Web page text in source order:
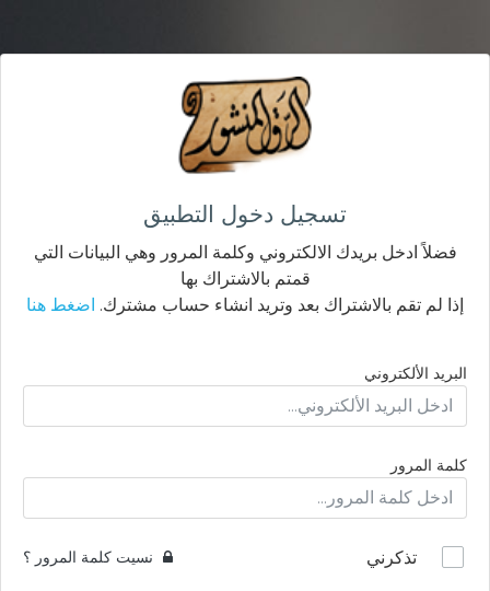
تسجيل دخول التطبيق
فضلاً ادخل بريدك الالكتروني وكلمة المرور وهي البيانات التي
قمتم بالاشتراك بها
إذا لم تقم بالاشتراك بعد وتريد انشاء حساب مشترك. اضغط هنا
البريد الألكتروني
كلمة المرور
تذكرني نسيت كلمة المرور ؟